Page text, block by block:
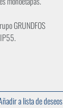
GRUNDFOS
a lista de deseos